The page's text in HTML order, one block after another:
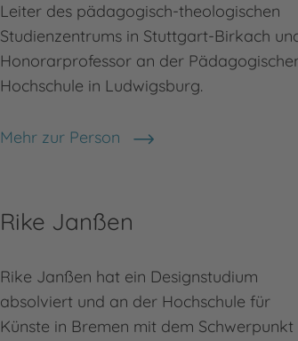
Leiter des pädagogisch-theologischen
Studienzentrums in Stuttgart-Birkach
Honorarprofessor an der
Hochschule in Ludwigsburg.
Mehr zur Person
Martin Polster
Rike Janßen
Rike Janßen hat ein Designstudium
absolviert und an der Hochschule für
Künste in Bremen mit dem Schwerpunkt